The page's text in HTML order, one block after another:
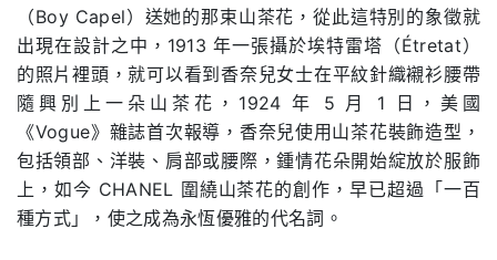
（Boy Capel）送她的那束山茶花，從此這特別的象徵就
出現在設計之中，1913 年一張攝於埃特雷塔（Étretat）
的照片裡頭，就可以看到香奈兒女士在平紋針織襯衫腰帶
隨興別上一朵山茶花，1924 年 5 月 1 日，美國
《Vogue》雜誌首次報導，香奈兒使用山茶花裝飾造型，
包括領部、洋裝、肩部或腰際，鍾情花朵開始綻放於服飾
上，如今 CHANEL 圍繞山茶花的創作，早已超過「一百
種方式」，使之成為永恆優雅的代名詞。